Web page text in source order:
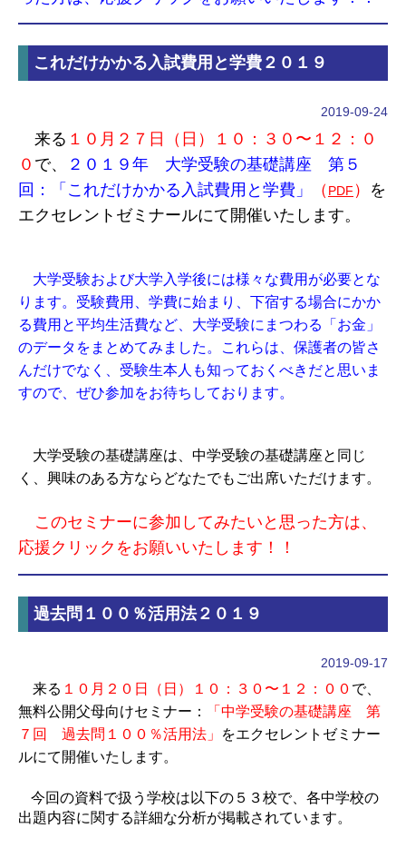
これだけかかる入試費用と学費２０１９
2019-09-24
来る １０月２７日（日）１０：３０〜１２：０
０ で、
２０１９年 大学受験の基礎講座 第５
回：「これだけかかる入試費用と学費」
（ PDF ） を
エクセレントゼミナールにて開催いたします。
大学受験および大学入学後には様々な費用が必要とな
ります。受験費用、学費に始まり、下宿する場合にかか
る費用と平均生活費など、大学受験にまつわる「お金」
のデータをまとめてみました。これらは、保護者の皆さ
んだけでなく、受験生本人も知っておくべきだと思いま
すので、ぜひ参加をお待ちしております。
大学受験の基礎講座は、中学受験の基礎講座と同じ
く、興味のある方ならどなたでもご出席いただけます。
このセミナーに参加してみたいと思った方は、
応援クリックをお願いいたします！！
過去問１００％活用法２０１９
2019-09-17
来る １０月２０日（日）１０：３０〜１２：００ で、
無料公開父母向けセミナー：
「中学受験の基礎講座 第
７回 過去問１００％活用法」
をエクセレントゼミナー
ルにて開催いたします。
今回の資料で扱う学校は以下の５３校で、各中学校の
出題内容に関する詳細な分析が掲載されています。